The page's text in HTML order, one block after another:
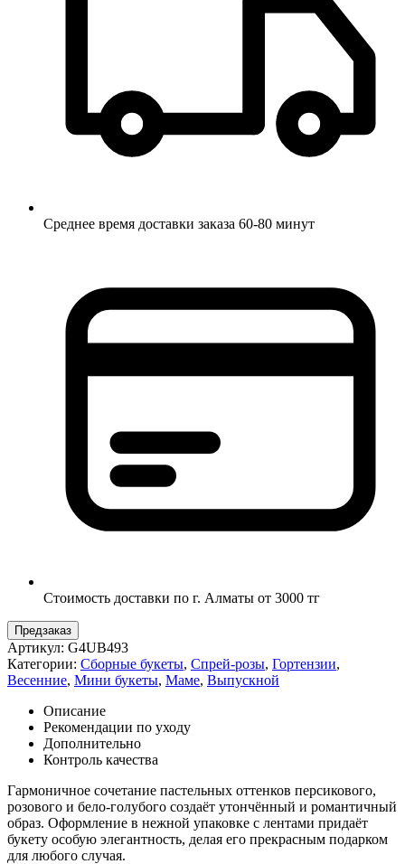
Среднее время доставки заказа 60-80 минут
Стоимость доставки по г. Алматы от 3000 тг
Предзаказ
Артикул: G4UB493
Категории: Сборные букеты, Спрей-розы, Гортензии,
Весенние, Мини букеты, Маме, Выпускной
Описание
Рекомендации по уходу
Дополнительно
Контроль качества
Гармоничное сочетание пастельных оттенков персикового,
розового и бело-голубого создаёт утончённый и романтичный
образ. Оформление в нежной упаковке с лентами придаёт
букету особую элегантность, делая его прекрасным подарком
для любого случая.